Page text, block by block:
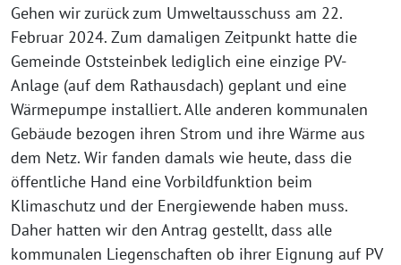
Gehen wir zurück zum Umweltausschuss am 22.
Februar 2024. Zum damaligen Zeitpunkt hatte die
Gemeinde Oststeinbek lediglich eine einzige PV-
Anlage (auf dem Rathausdach) geplant und eine
Wärmepumpe installiert. Alle anderen kommunalen
Gebäude bezogen ihren Strom und ihre Wärme aus
dem Netz. Wir fanden damals wie heute, dass die
öffentliche Hand eine Vorbildfunktion beim
Klimaschutz und der Energiewende haben muss.
Daher hatten wir den Antrag gestellt, dass alle
kommunalen Liegenschaften ob ihrer Eignung auf PV